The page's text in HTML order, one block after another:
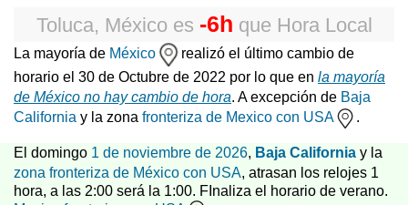
Toluca, México es -6h que Hora Local
La mayoría de México
realizó el último cambio de
horario el 30 de Octubre de 2022 por lo que en la mayoría
de México no hay cambio de hora. A excepción de Baja
California y la zona fronteriza de Mexico con USA .
El domingo 1 de noviembre de 2026, Baja California y la
zona fronteriza de México con USA, atrasan los relojes 1
hora, a las 2:00 será la 1:00. FInaliza el horario de verano.